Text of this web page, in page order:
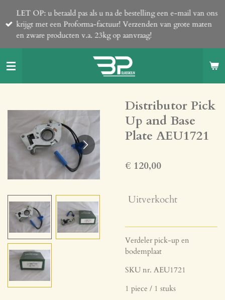
direct
LET OP: u betaald pas als u na de bestelling een e-mail van ons
krijgt met een Proforma-factuur! Verzenden van grote maten
en zware producten v.a. 23kg op aanvraag!
Distributor Pick
Up and Base
Plate AEU1721
€ 120,00
Uitverkocht
Verdeler pick-up en
bodemplaat
SKU nr. AEU1721
1 piece / 1 stuks